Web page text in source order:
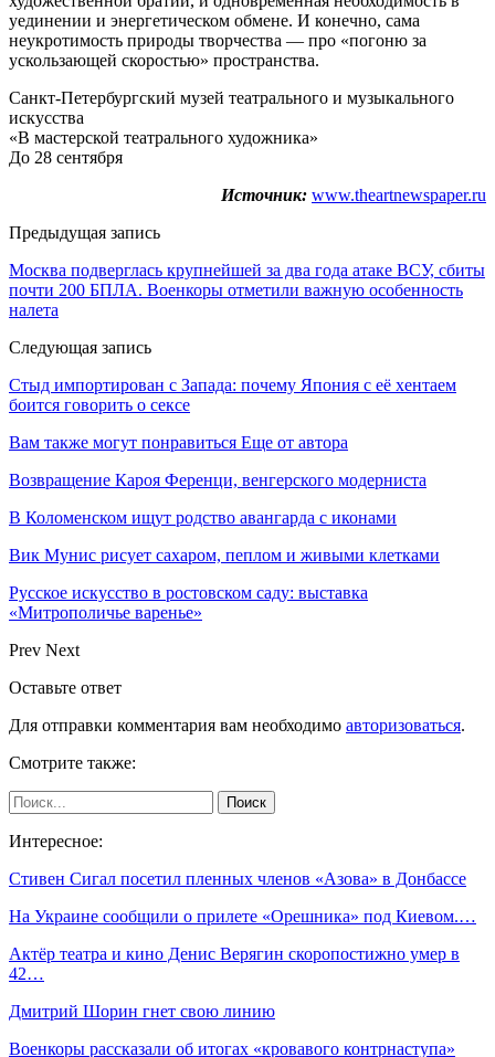
уединении и энергетическом обмене. И конечно, сама
неукротимость природы творчества — про «погоню за
ускользающей скоростью» пространства.
Санкт-Петербургский музей театрального и музыкального
искусства
«В мастерской театрального художника»
До 28 сентября
Источник: www.theartnewspaper.ru
Предыдущая запись
Москва подверглась крупнейшей за два года атаке ВСУ, сбиты
почти 200 БПЛА. Военкоры отметили важную особенность
налета
Следующая запись
Стыд импортирован с Запада: почему Япония с её хентаем
боится говорить о сексе
Вам также могут понравиться Еще от автора
Возвращение Кароя Ференци, венгерского модерниста
В Коломенском ищут родство авангарда с иконами
Вик Мунис рисует сахаром, пеплом и живыми клетками
Русское искусство в ростовском саду: выставка
«Митрополичье варенье»
Prev Next
Оставьте ответ
Для отправки комментария вам необходимо авторизоваться.
Смотрите также:
Интересное:
Стивен Сигал посетил пленных членов «Азова» в Донбассе
На Украине сообщили о прилете «Орешника» под Киевом.…
Актёр театра и кино Денис Верягин скоропостижно умер в
42…
Дмитрий Шорин гнет свою линию
Военкоры рассказали об итогах «кровавого контрнаступа»